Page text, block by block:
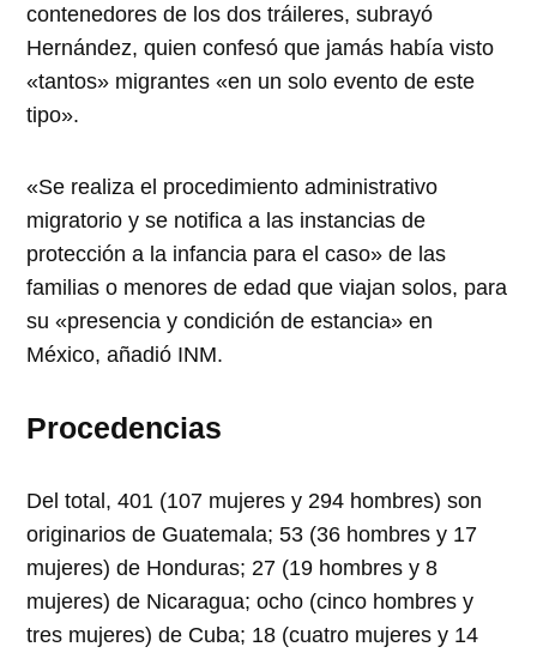
contenedores de los dos tráileres, subrayó
Hernández, quien confesó que jamás había visto
«tantos» migrantes «en un solo evento de este
tipo».
«Se realiza el procedimiento administrativo
migratorio y se notifica a las instancias de
protección a la infancia para el caso» de las
familias o menores de edad que viajan solos, para
su «presencia y condición de estancia» en
México, añadió INM.
Procedencias
Del total, 401 (107 mujeres y 294 hombres) son
originarios de Guatemala; 53 (36 hombres y 17
mujeres) de Honduras; 27 (19 hombres y 8
mujeres) de Nicaragua; ocho (cinco hombres y
tres mujeres) de Cuba; 18 (cuatro mujeres y 14